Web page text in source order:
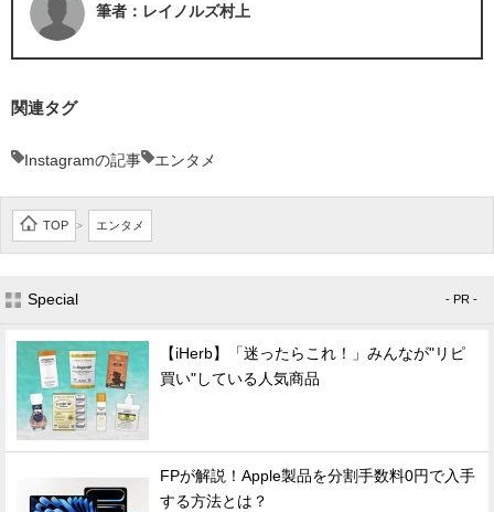
筆者：レイノルズ村上
関連タグ
Instagramの記事 エンタメ
TOP > エンタメ
Special - PR -
【iHerb】「迷ったらこれ！」みんなが"リピ
買い"している人気商品
FPが解説！Apple製品を分割手数料0円で入手
する方法とは？